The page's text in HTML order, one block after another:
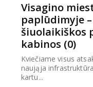
Visagino
paplūdimyje
šiuolaikiškos
kabinos (0)
Kviečiame visus
naująja
kartu...